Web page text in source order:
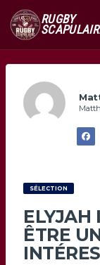
RUGBY
SÉLECTION
ELYJAH
ÊTRE